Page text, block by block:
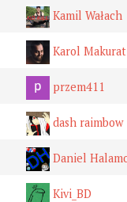
Kamil Wałach
Karol
przem411
dash raimbow
Daniel
Kivi_BD